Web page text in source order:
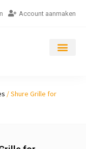
Account aanmaken
/ Shure Grille for